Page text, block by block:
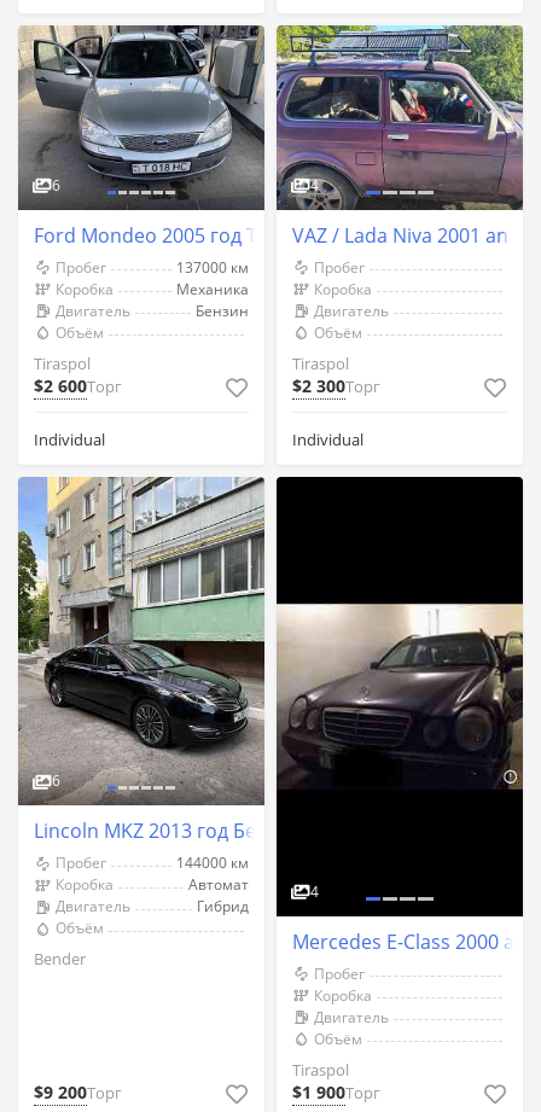
6
Ford Mondeo 2005 год Тирасполь
Пробег
137000 км
Коробка
Механика
Двигатель
Бензин
Объём
Tiraspol
$2 600Торг
Individual
4
VAZ / Lada Niva 2001 an
Пробег
Коробка
Двигатель
Объём
Tiraspol
$2 300Торг
Individual
6
Lincoln MKZ 2013 год Бендеры
Пробег
144000 км
Коробка
Автомат
Двигатель
Гибрид
Объём
Bender
$9 200Торг
4
Mercedes E-Class 2000 an
Пробег
Коробка
Двигатель
Объём
Tiraspol
$1 900Торг